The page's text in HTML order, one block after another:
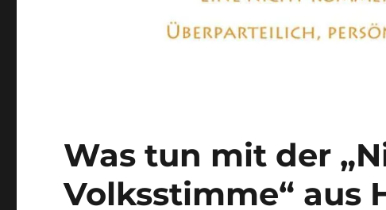
Was tun mit der
Volksstimme“ aus